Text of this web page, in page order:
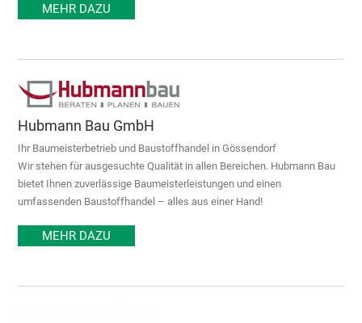
MEHR DAZU
Hubmann Bau GmbH
Ihr Baumeisterbetrieb und Baustoffhandel in Gössendorf
Wir stehen für ausgesuchte Qualität in allen Bereichen. Hubmann Bau
bietet Ihnen zuverlässige Baumeisterleistungen und einen
umfassenden Baustoffhandel – alles aus einer Hand!
MEHR DAZU